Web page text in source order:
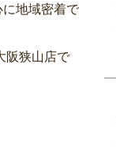
地域密着で
阪狭山店で